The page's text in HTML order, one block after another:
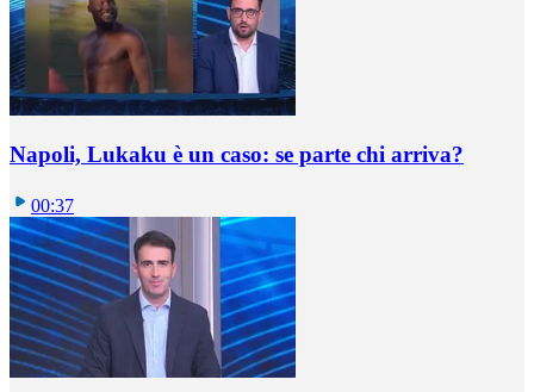
Napoli, Lukaku è un caso: se parte chi arriva?
00:37